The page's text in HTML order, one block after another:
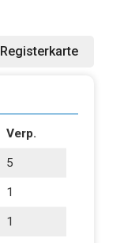
Verp.
5
1
1